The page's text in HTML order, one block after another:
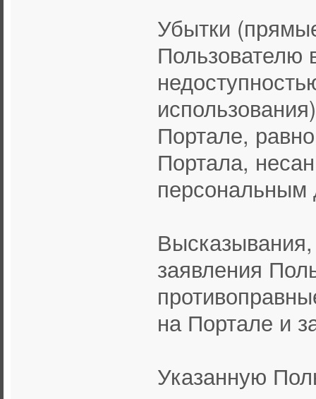
Убытки
Пользователю
Портале,
Портала,
персональным
заявления
на Портале и
Указанную